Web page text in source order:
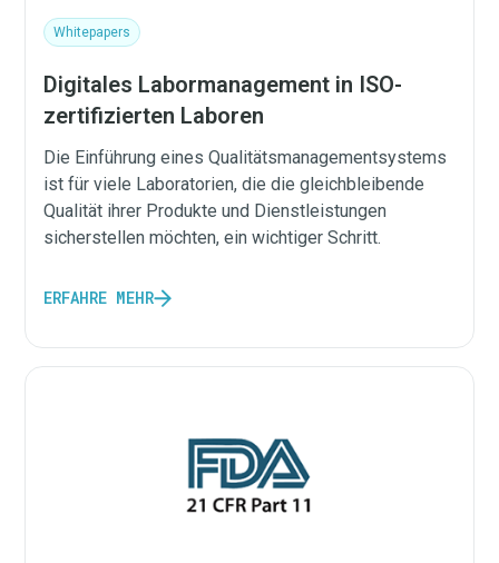
Whitepapers
Digitales Labormanagement in ISO-
zertifizierten Laboren
Die Einführung eines Qualitätsmanagementsystems
ist für viele Laboratorien, die die gleichbleibende
Qualität ihrer Produkte und Dienstleistungen
sicherstellen möchten, ein wichtiger Schritt.
ERFAHRE MEHR